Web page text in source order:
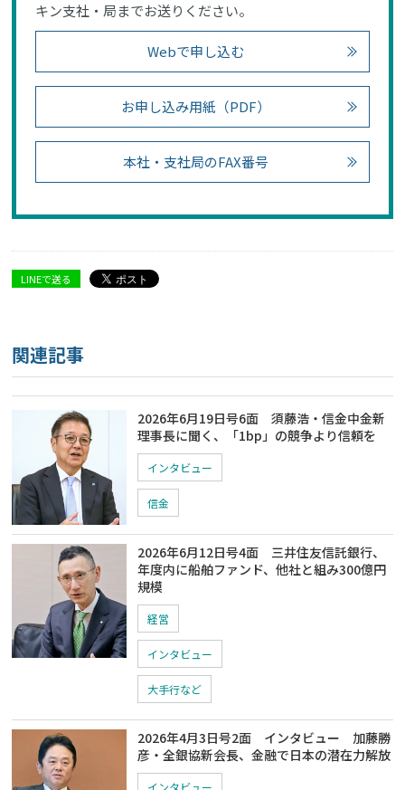
キン支社・局までお送りください。
Webで申し込む
お申し込み用紙（PDF）
本社・支社局のFAX番号
LINEで送る
関連記事
2026年6月19日号6面 須藤浩・信金中金新
理事長に聞く、「1bp」の競争より信頼を
インタビュー
信金
2026年6月12日号4面 三井住友信託銀行、
年度内に船舶ファンド、他社と組み300億円
規模
経営
インタビュー
大手行など
2026年4月3日号2面 インタビュー 加藤勝
彦・全銀協新会長、金融で日本の潜在力解放
インタビュー